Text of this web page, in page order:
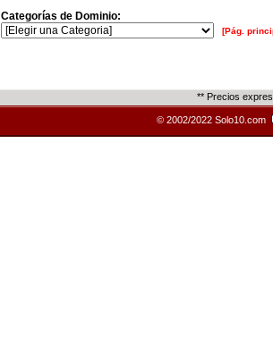
Categorías de Dominio:
[Pág.
** Precios
© 2002/2022 Solo10.com